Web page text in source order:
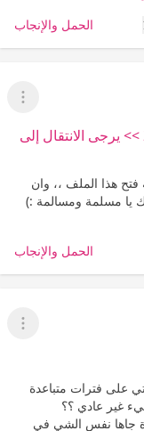
الحمل والإنجاب
عرض
*مواليد شهر نوفمبر&ديسمبر..ويناير 2008 >> يرجى الانتقال إلى
فتح هذا الملف ،، وان
يا مسلمة ومسالمة :)
الحمل والإنجاب
عرض
على فترات متباعدة
غير عادي ؟؟
جاها نفس الشي في